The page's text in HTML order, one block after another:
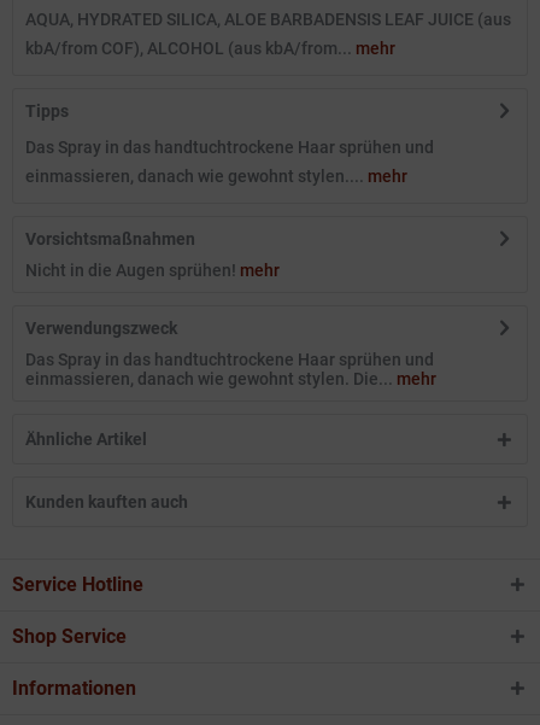
AQUA, HYDRATED SILICA, ALOE BARBADENSIS LEAF JUICE (aus
kbA/from COF), ALCOHOL (aus kbA/from... mehr
Tipps
Das Spray in das handtuchtrockene Haar sprühen und
einmassieren, danach wie gewohnt stylen.... mehr
Vorsichtsmaßnahmen
Nicht in die Augen sprühen! mehr
Verwendungszweck
Das Spray in das handtuchtrockene Haar sprühen und
einmassieren, danach wie gewohnt stylen. Die... mehr
Ähnliche Artikel
Kunden kauften auch
Service Hotline
Shop Service
Informationen